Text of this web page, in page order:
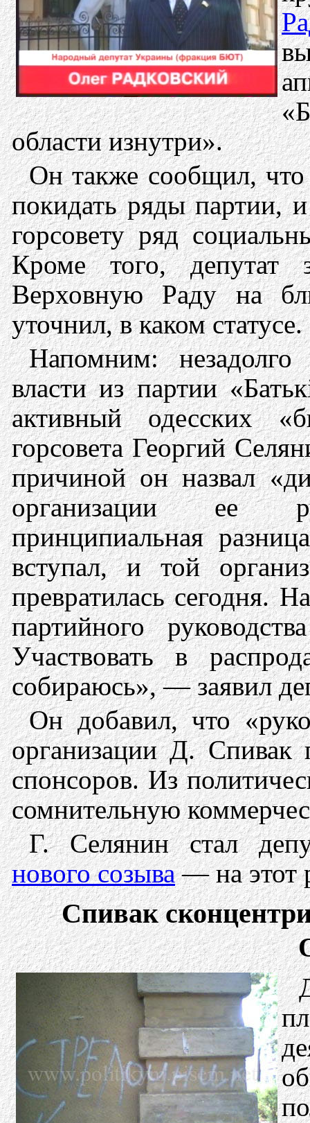
области изнутри».
Он также сообщил,
покидать ряды партии,
горсовету ряд
Кроме того, депутат
Верховную Раду на
уточнил, в каком статусе.
Напомним:
властииз партии
активный одесских
горсовета Георгий
причиной он назвал
организации ее
принципиальная
вступал, и той
превратилась сегодня.
партийного
Участвовать в
собираюсь», — заявил
Он добавил, что
организации Д. Спивак
спонсоров. Из
сомнительную
Г. Селянин стал
нового созыва— на этот
Спивак